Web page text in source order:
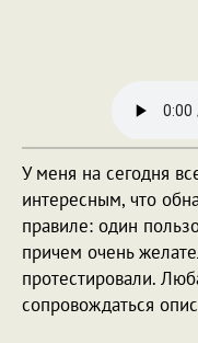
У меня на сегодня
интересным, что
правиле: один
причем очень
протестировали.
сопровождаться